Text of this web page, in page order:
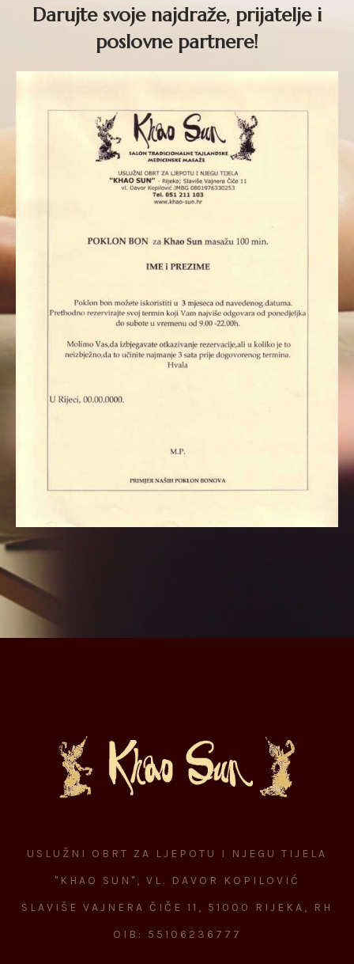
Darujte svoje najdraže, prijatelje i
poslovne partnere!
USLUŽNI OBRT ZA LJEPOTU I NJEGU TIJELA
"KHAO SUN", VL. DAVOR KOPILOVIĆ
SLAVIŠE VAJNERA ČIČE 11, 51000 RIJEKA, RH
OIB: 55106236777